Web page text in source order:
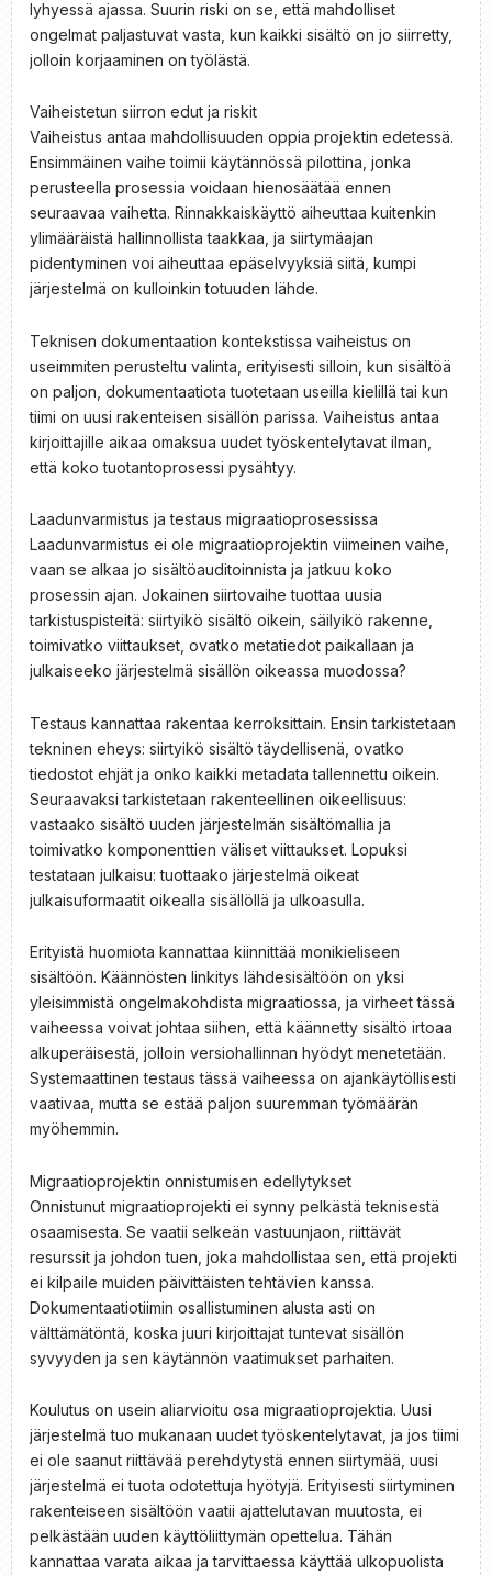
lyhyessä ajassa. Suurin riski on se, että mahdolliset
ongelmat paljastuvat vasta, kun kaikki sisältö on jo siirretty,
jolloin korjaaminen on työlästä.
Vaiheistetun siirron edut ja riskit
Vaiheistus antaa mahdollisuuden oppia projektin edetessä.
Ensimmäinen vaihe toimii käytännössä pilottina, jonka
perusteella prosessia voidaan hienosäätää ennen
seuraavaa vaihetta. Rinnakkaiskäyttö aiheuttaa kuitenkin
ylimääräistä hallinnollista taakkaa, ja siirtymäajan
pidentyminen voi aiheuttaa epäselvyyksiä siitä, kumpi
järjestelmä on kulloinkin totuuden lähde.
Teknisen dokumentaation kontekstissa vaiheistus on
useimmiten perusteltu valinta, erityisesti silloin, kun sisältöä
on paljon, dokumentaatiota tuotetaan useilla kielillä tai kun
tiimi on uusi rakenteisen sisällön parissa. Vaiheistus antaa
kirjoittajille aikaa omaksua uudet työskentelytavat ilman,
että koko tuotantoprosessi pysähtyy.
Laadunvarmistus ja testaus migraatioprosessissa
Laadunvarmistus ei ole migraatioprojektin viimeinen vaihe,
vaan se alkaa jo sisältöauditoinnista ja jatkuu koko
prosessin ajan. Jokainen siirtovaihe tuottaa uusia
tarkistuspisteitä: siirtyikö sisältö oikein, säilyikö rakenne,
toimivatko viittaukset, ovatko metatiedot paikallaan ja
julkaiseeko järjestelmä sisällön oikeassa muodossa?
Testaus kannattaa rakentaa kerroksittain. Ensin tarkistetaan
tekninen eheys: siirtyikö sisältö täydellisenä, ovatko
tiedostot ehjät ja onko kaikki metadata tallennettu oikein.
Seuraavaksi tarkistetaan rakenteellinen oikeellisuus:
vastaako sisältö uuden järjestelmän sisältömallia ja
toimivatko komponenttien väliset viittaukset. Lopuksi
testataan julkaisu: tuottaako järjestelmä oikeat
julkaisuformaatit oikealla sisällöllä ja ulkoasulla.
Erityistä huomiota kannattaa kiinnittää monikieliseen
sisältöön. Käännösten linkitys lähdesisältöön on yksi
yleisimmistä ongelmakohdista migraatiossa, ja virheet tässä
vaiheessa voivat johtaa siihen, että käännetty sisältö irtoaa
alkuperäisestä, jolloin versiohallinnan hyödyt menetetään.
Systemaattinen testaus tässä vaiheessa on ajankäytöllisesti
vaativaa, mutta se estää paljon suuremman työmäärän
myöhemmin.
Migraatioprojektin onnistumisen edellytykset
Onnistunut migraatioprojekti ei synny pelkästä teknisestä
osaamisesta. Se vaatii selkeän vastuunjaon, riittävät
resurssit ja johdon tuen, joka mahdollistaa sen, että projekti
ei kilpaile muiden päivittäisten tehtävien kanssa.
Dokumentaatiotiimin osallistuminen alusta asti on
välttämätöntä, koska juuri kirjoittajat tuntevat sisällön
syvyyden ja sen käytännön vaatimukset parhaiten.
Koulutus on usein aliarvioitu osa migraatioprojektia. Uusi
järjestelmä tuo mukanaan uudet työskentelytavat, ja jos tiimi
ei ole saanut riittävää perehdytystä ennen siirtymää, uusi
järjestelmä ei tuota odotettuja hyötyjä. Erityisesti siirtyminen
rakenteiseen sisältöön vaatii ajattelutavan muutosta, ei
pelkästään uuden käyttöliittymän opettelua. Tähän
kannattaa varata aikaa ja tarvittaessa käyttää ulkopuolista